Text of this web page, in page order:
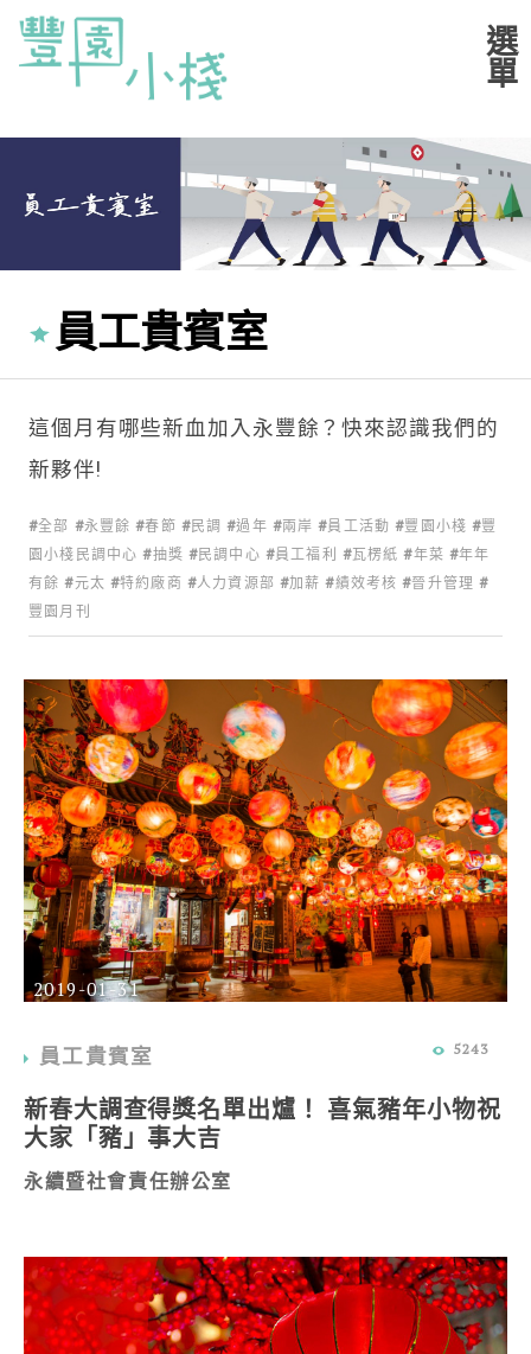
員工貴賓室
這個月有哪些新血加入永豐餘？快來認識我們的
新夥伴!
全部 永豐餘 春節 民調 過年 兩岸 員工活動 豐園小棧
豐
園小棧民調中心
抽獎 民調中心 員工福利 瓦楞紙 年菜
年年
有餘
元太 特約廠商 人力資源部 加薪 績效考核
晉升管理
豐園月刊
2019-01-31
員工貴賓室 5243
新春大調查得獎名單出爐！ 喜氣豬年小物祝
大家「豬」事大吉
永續暨社會責任辦公室